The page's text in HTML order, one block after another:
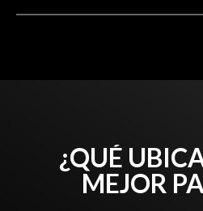
¿QUÉ
MEJOR